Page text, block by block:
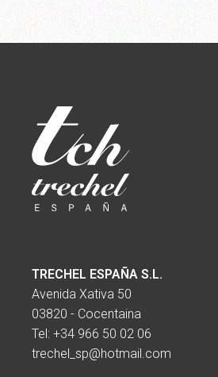
TRECHEL ESPAÑA S.L.
Avenida Xativa 50
03820 - Cocentaina
Tel:+34 966 50 02 06
trechel_sp@hotmail.com